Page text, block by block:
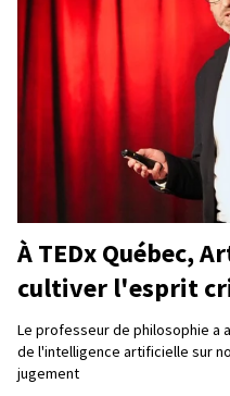
À TEDx Québec,
cultiver l'esprit
Le professeur de philosophie a
de l'intelligence artificielle sur
jugement